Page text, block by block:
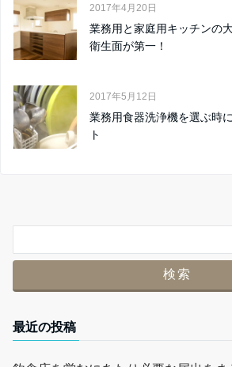
2017年4月20日
業務用と家庭用キッチンの
衛生面が第一！
2017年5月12日
業務用食器洗浄機を選ぶ時
ト
最近の投稿